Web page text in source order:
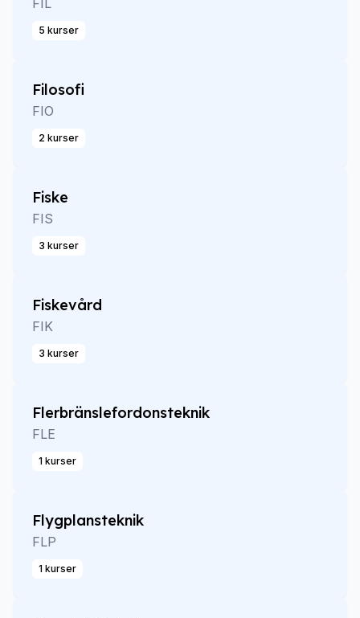
FIL
5 kurser
Filosofi
FIO
2 kurser
Fiske
FIS
3 kurser
Fiskevård
FIK
3 kurser
Flerbränslefordonsteknik
FLE
1 kurser
Flygplansteknik
FLP
1 kurser